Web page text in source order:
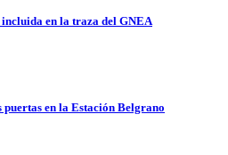
en la traza del GNEA
en la Estación Belgrano